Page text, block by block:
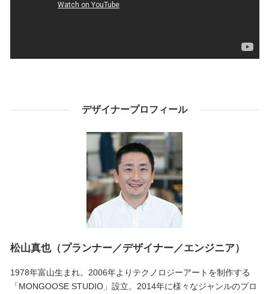
デザイナープロフィール
松山真也（プランナー／デザイナー／エンジニア）
1978年富山生まれ。2006年よりテクノロジーアートを制作する
「MONGOOSE STUDIO」設立。2014年に様々なジャンルのプロ